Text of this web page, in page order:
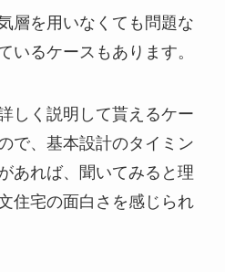
層を用いなくても問題な
いるケースもあります。
しく説明して貰えるケー
で、基本設計のタイミン
あれば、聞いてみると理
住宅の面白さを感じられ